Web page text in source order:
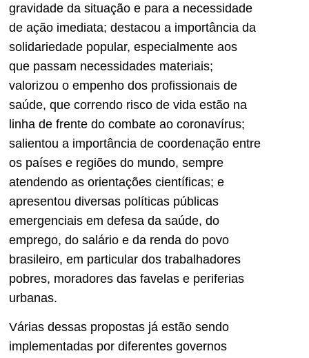
gravidade da situação e para a necessidade
de ação imediata; destacou a importância da
solidariedade popular, especialmente aos
que passam necessidades materiais;
valorizou o empenho dos profissionais de
saúde, que correndo risco de vida estão na
linha de frente do combate ao coronavírus;
salientou a importância de coordenação entre
os países e regiões do mundo, sempre
atendendo as orientações científicas; e
apresentou diversas políticas públicas
emergenciais em defesa da saúde, do
emprego, do salário e da renda do povo
brasileiro, em particular dos trabalhadores
pobres, moradores das favelas e periferias
urbanas.
Várias dessas propostas já estão sendo
implementadas por diferentes governos